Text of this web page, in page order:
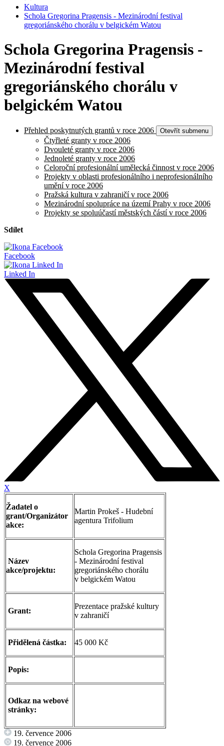
Kultura
Schola Gregorina Pragensis - Mezinárodní festival
gregoriánského chorálu v belgickém Watou
Schola Gregorina Pragensis -
Mezinárodní festival
gregoriánského chorálu v
belgickém Watou
Přehled poskytnutých grantů v roce 2006 Otevřít submenu
Čtyřleté granty v roce 2006
Dvouleté granty v roce 2006
Jednoleté granty v roce 2006
Celoroční profesionální umělecká činnost v roce 2006
Projekty v oblasti profesionálního i neprofesionálního
umění v roce 2006
Pražská kultura v zahraničí v roce 2006
Mezinárodní spolupráce na území Prahy v roce 2006
Projekty se spoluúčastí městských částí v roce 2006
Sdílet
Facebook
Linked In
X
Žadatel o
grant/Organizátor
akce:
Martin Prokeš - Hudební
agentura Trifolium
Název
akce/projektu:
Schola Gregorina Pragensis
- Mezinárodní festival
gregoriánského chorálu
v belgickém Watou
Grant:
Prezentace pražské kultury
v zahraničí
Přidělená částka: 45 000 Kč
Popis:
Odkaz na webové
stránky:
19. července 2006
19. července 2006